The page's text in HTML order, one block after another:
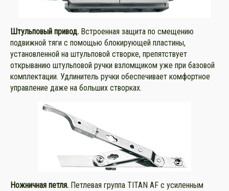
Штульповый привод. Встроенная защита по смещению
подвижной тяги с помощью блокирующей пластины,
установленной на штульповой створке, препятствует
открыванию штульповой ручки взломщиком уже при базовой
комплектации. Удлинитель ручки обеспечивает комфортное
управление даже на больших створках.
Ножничная петля. Петлевая группа TITAN AF с усиленным